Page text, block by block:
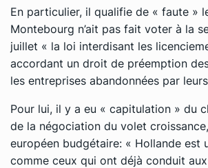
En particulier, il qualifie de « faute »
Montebourg n’ait pas fait voter à la
juillet « la loi interdisant les
accordant un droit de préemption
les entreprises abandonnées par
Pour lui, il y a eu « capitulation » du
de la négociation du volet
européen budgétaire: « Hollande est
comme ceux qui ont déjà conduit